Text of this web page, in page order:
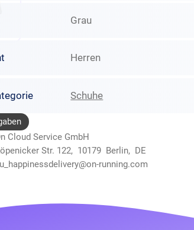
Grau
Herren
Schuhe
Cloud Service GmbH
Str. 122, 10179 Berlin, DE
running.com